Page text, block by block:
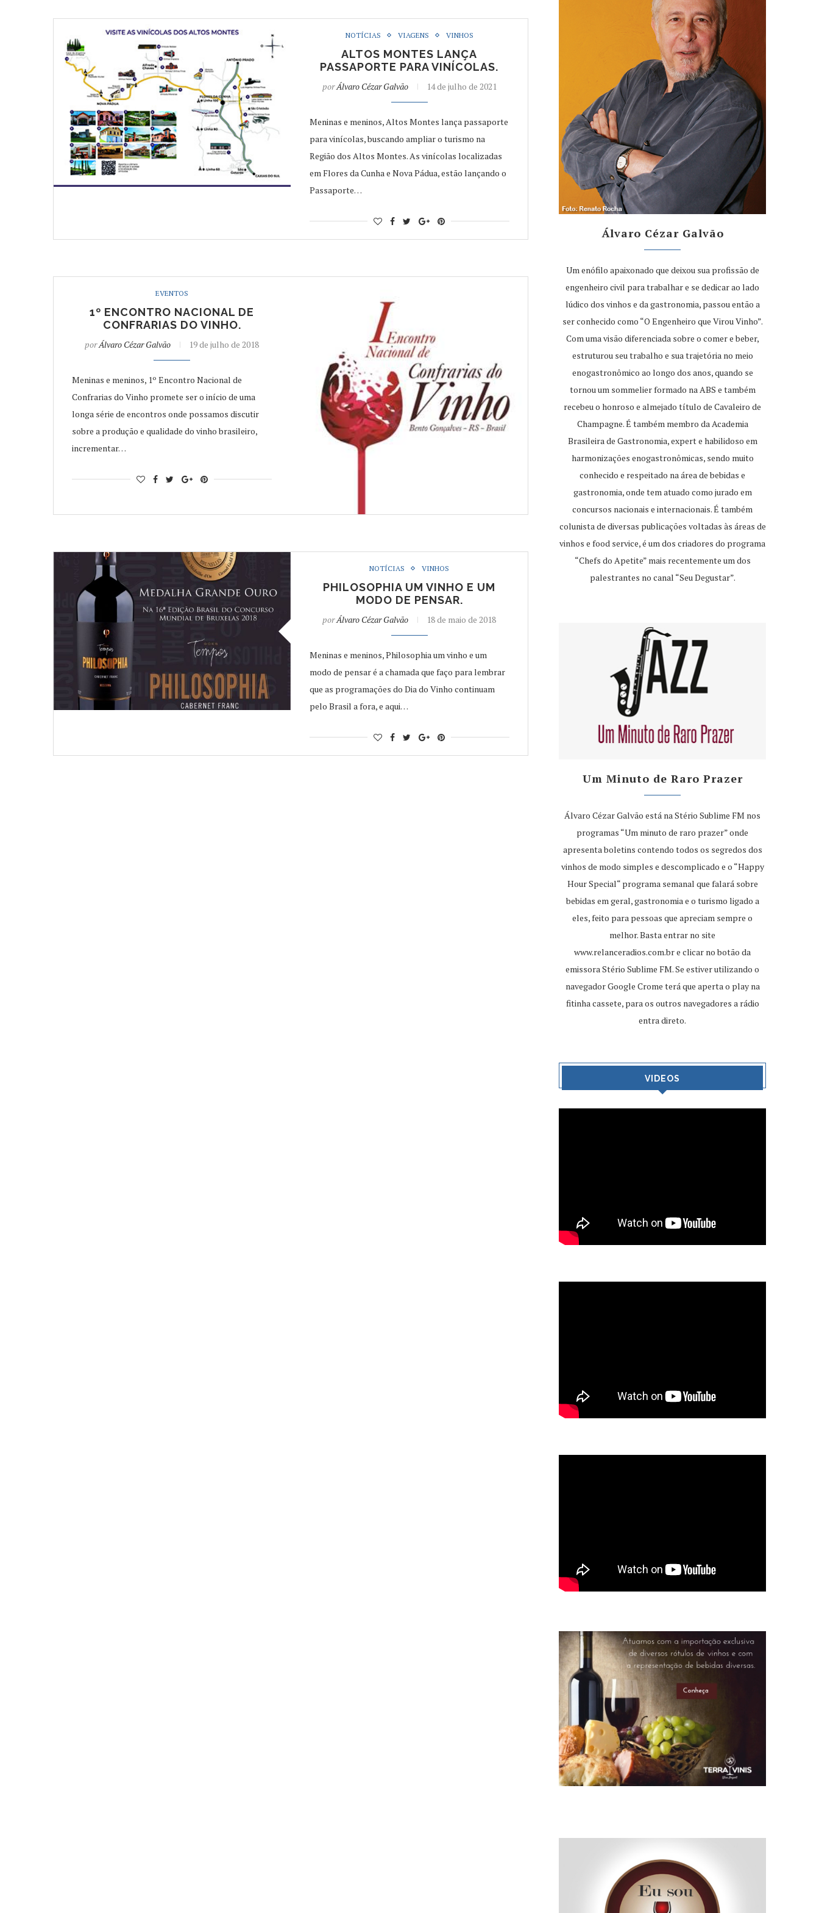
NOTÍCIAS VIAGENS VINHOS
ALTOS MONTES LANÇA
PASSAPORTE PARA VINÍCOLAS.
porÁlvaro Cézar Galvão 14 de julho de 2021
Meninas e meninos, Altos Montes lança passaporte
para vinícolas, buscando ampliar o turismo na
Região dos Altos Montes. As vinícolas localizadas
em Flores da Cunha e Nova Pádua, estão lançando o
Passaporte…
EVENTOS
1º ENCONTRO NACIONAL DE
CONFRARIAS DO VINHO.
porÁlvaro Cézar Galvão 19 de julho de 2018
Meninas e meninos, 1º Encontro Nacional de
Confrarias do Vinho promete ser o início de uma
longa série de encontros onde possamos discutir
sobre a produção e qualidade do vinho brasileiro,
incrementar…
NOTÍCIAS VINHOS
PHILOSOPHIA UM VINHO E UM
MODO DE PENSAR.
porÁlvaro Cézar Galvão 18 de maio de 2018
Meninas e meninos, Philosophia um vinho e um
modo de pensar é a chamada que faço para lembrar
que as programações do Dia do Vinho continuam
pelo Brasil a fora, e aqui…
Álvaro Cézar Galvão
Um enófilo apaixonado que deixou sua profissão de
engenheiro civil para trabalhar e se dedicar ao lado
lúdico dos vinhos e da gastronomia, passou então a
ser conhecido como “O Engenheiro que Virou Vinho”.
Com uma visão diferenciada sobre o comer e beber,
estruturou seu trabalho e sua trajetória no meio
enogastronômico ao longo dos anos, quando se
tornou um sommelier formado na ABS e também
recebeu o honroso e almejado título de Cavaleiro de
Champagne. É também membro da Academia
Brasileira de Gastronomia, expert e habilidoso em
harmonizações enogastronômicas, sendo muito
conhecido e respeitado na área de bebidas e
gastronomia, onde tem atuado como jurado em
concursos nacionais e internacionais. É também
colunista de diversas publicações voltadas às áreas de
vinhos e food service, é um dos criadores do programa
“Chefs do Apetite” mais recentemente um dos
palestrantes no canal “Seu Degustar”.
Um Minuto de Raro Prazer
Álvaro Cézar Galvão está na Stério Sublime FM nos
programas “Um minuto de raro prazer” onde
apresenta boletins contendo todos os segredos dos
vinhos de modo simples e descomplicado e o “Happy
Hour Special“ programa semanal que falará sobre
bebidas em geral, gastronomia e o turismo ligado a
eles, feito para pessoas que apreciam sempre o
melhor. Basta entrar no site
www.relanceradios.com.bre clicar no botão da
emissora Stério Sublime FM. Se estiver utilizando o
navegador Google Crome terá que aperta o play na
fitinha cassete, para os outros navegadores a rádio
entra direto.
VIDEOS